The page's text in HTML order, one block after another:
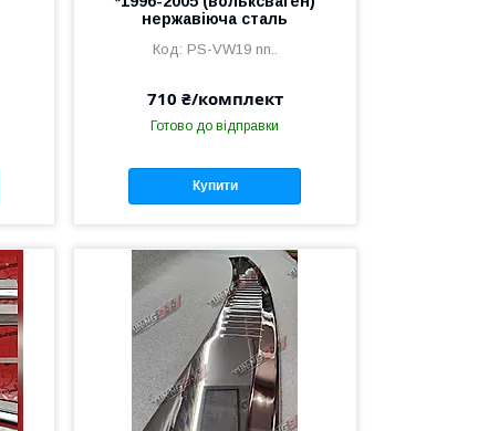
нержавіюча сталь
PS-VW19 nn..
710 ₴/комплект
Готово до відправки
Купити